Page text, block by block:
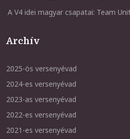
A V4 idei magyar csapatai: Team
Archív
2025-ös versenyévad
2024-es versenyévad
2023-as versenyévad
2022-es versenyévad
2021-es versenyévad